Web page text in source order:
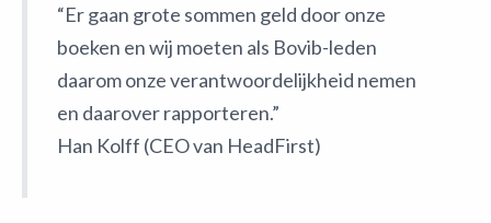
“Er gaan grote sommen geld door onze
boeken en wij moeten als Bovib-leden
daarom onze verantwoordelijkheid nemen
en daarover rapporteren.”
Han Kolff (CEO van HeadFirst)